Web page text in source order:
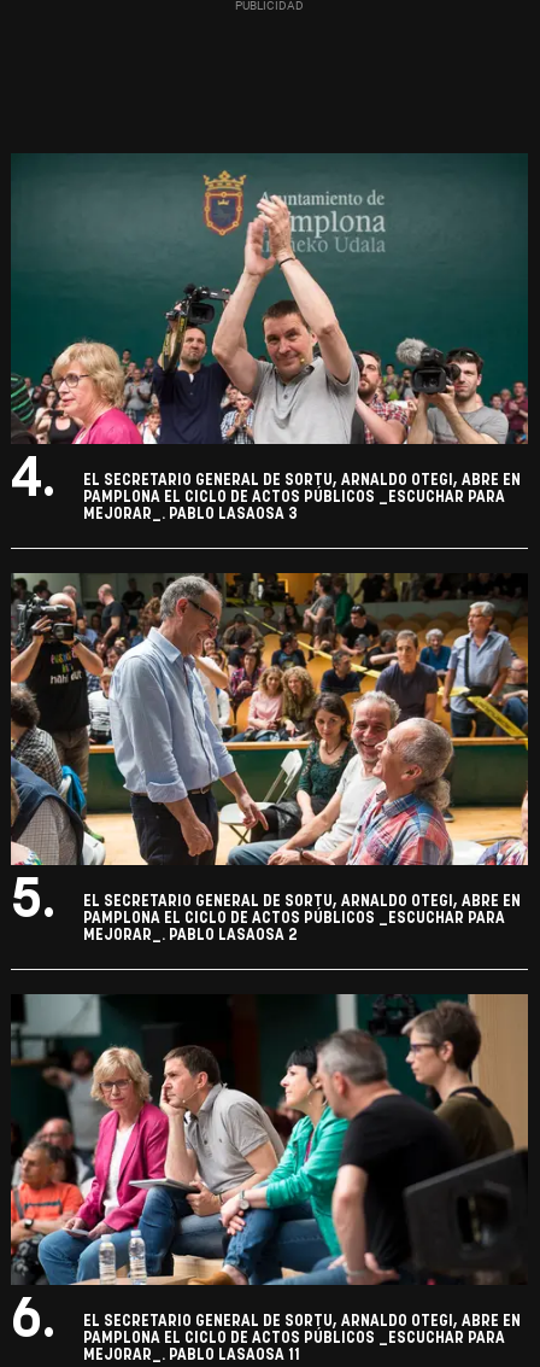
4.
EL SECRETARIO GENERAL DE SORTU, ARNALDO OTEGI, ABRE EN
PAMPLONA EL CICLO DE ACTOS PÚBLICOS _ESCUCHAR PARA
MEJORAR_. PABLO LASAOSA 3
5.
EL SECRETARIO GENERAL DE SORTU, ARNALDO OTEGI, ABRE EN
PAMPLONA EL CICLO DE ACTOS PÚBLICOS _ESCUCHAR PARA
MEJORAR_. PABLO LASAOSA 2
6.
EL SECRETARIO GENERAL DE SORTU, ARNALDO OTEGI, ABRE EN
PAMPLONA EL CICLO DE ACTOS PÚBLICOS _ESCUCHAR PARA
MEJORAR_. PABLO LASAOSA 11